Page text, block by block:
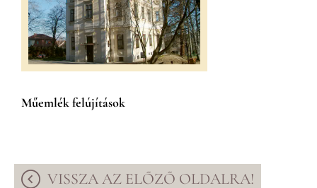
Műemlék felújítások
VISSZA AZ ELŐZŐ OLDALRA!